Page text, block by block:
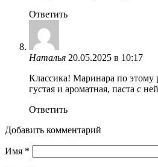
Ответить
Наталья 20.05.2025 в 10:17
Классика! Маринара по этому
густая и ароматная, паста с
Ответить
Добавить комментарий
Имя *